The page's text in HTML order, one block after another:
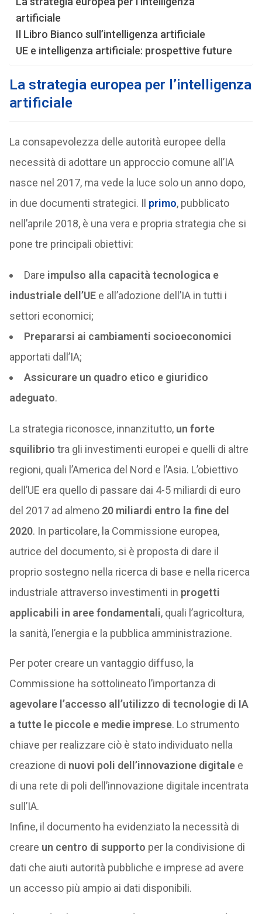
artificiale
Il Libro Bianco sull’intelligenza artificiale
UE e intelligenza artificiale: prospettive future
La strategia europea per l’intelligenza
artificiale
La consapevolezza delle autorità europee della
necessità di adottare un approccio comune all’IA
nasce nel 2017, ma vede la luce solo un anno dopo,
in due documenti strategici. Il primo, pubblicato
nell’aprile 2018, è una vera e propria strategia che si
pone tre principali obiettivi:
Dare impulso alla capacità tecnologica e
industriale dell’UEe all’adozione dell’IA in tutti i
settori economici;
Prepararsi ai cambiamenti socioeconomici
apportati dall’IA;
Assicurare un quadro etico e giuridico
adeguato.
La strategia riconosce, innanzitutto, un forte
squilibrio tra gli investimenti europei e quelli di altre
regioni, quali l’America del Nord e l’Asia. L’obiettivo
dell’UE era quello di passare dai 4-5 miliardi di euro
del 2017 ad almeno 20 miliardi entro la fine del
2020. In particolare, la Commissione europea,
autrice del documento, si è proposta di dare il
proprio sostegno nella ricerca di base e nella ricerca
industriale attraverso investimenti in progetti
applicabili in aree fondamentali, quali l’agricoltura,
la sanità, l’energia e la pubblica amministrazione.
Per poter creare un vantaggio diffuso, la
Commissione ha sottolineato l’importanza di
agevolare l’accesso all’utilizzo di tecnologie di IA
a tutte le piccole e medie imprese. Lo strumento
chiave per realizzare ciò è stato individuato nella
creazione di nuovi poli dell’innovazione digitalee
di una rete di poli dell’innovazione digitale incentrata
sull’IA.
Infine, il documento ha evidenziato la necessità di
creare un centro di supporto per la condivisione di
dati che aiuti autorità pubbliche e imprese ad avere
un accesso più ampio ai dati disponibili.